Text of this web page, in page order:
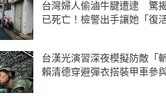
台灣婦人偷滷牛腱遭逮 驚
已死亡！檢警出手讓她「復活
台漢光演習深夜模擬防敵「
賴清德穿避彈衣搭裝甲車參